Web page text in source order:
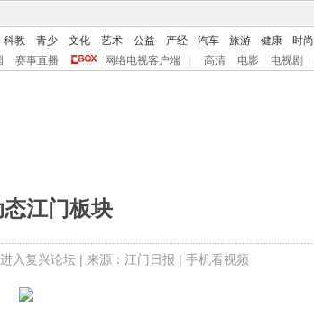
科教 青少 文化 艺术 公益 产经 汽车 旅游 健康 时尚
赛事直播 网络电视客户端 高清 电影 电视剧
江门板块
进入复兴论坛| 来源：江门日报 | 手机看视频